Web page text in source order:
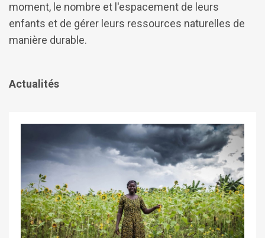
moment, le nombre et l'espacement de leurs
enfants et de gérer leurs ressources naturelles de
manière durable.
Actualités